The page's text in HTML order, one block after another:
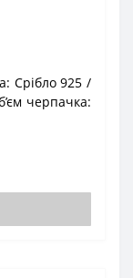
Срібло 925
черпачка: